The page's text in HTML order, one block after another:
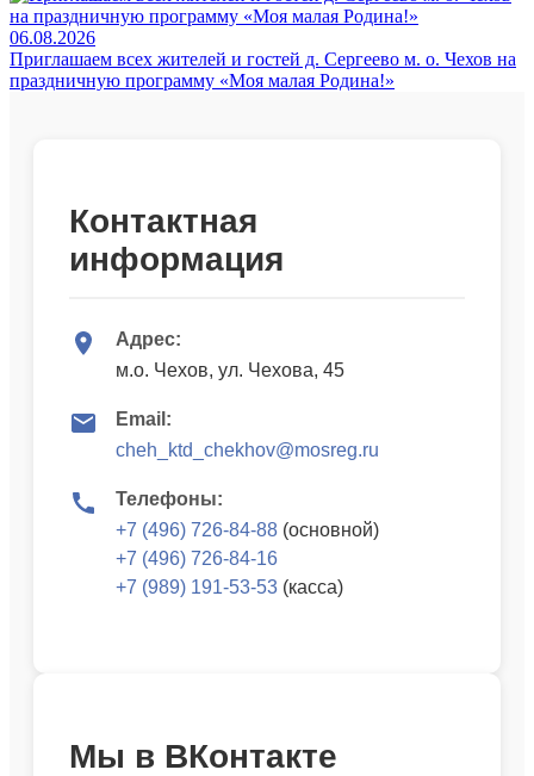
06.08.2026
Приглашаем всех жителей и гостей д. Сергеево м. о. Чехов на
праздничную программу «Моя малая Родина!»
Контактная
информация
Адрес:
м.о. Чехов, ул. Чехова, 45
Email:
cheh_ktd_chekhov@mosreg.ru
Телефоны:
+7 (496) 726-84-88 (основной)
+7 (496) 726-84-16
+7 (989) 191-53-53 (касса)
Мы в ВКонтакте